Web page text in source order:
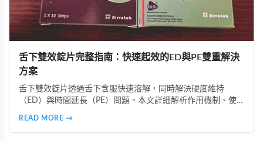
舌下雙效錠片完整指南：快速起效的ED與PE雙重解決
方案
舌下雙效錠片透過舌下含服快速溶解，同時解決硬度維持
（ED）與時間延長（PE）問題。本文詳細解析作用機制、使
READ MORE →